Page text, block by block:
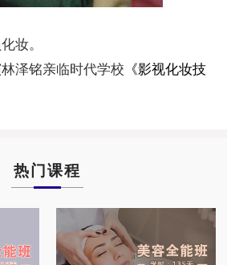
妆。
泽铭亲临时代学校 《影视化妆技
热门课程